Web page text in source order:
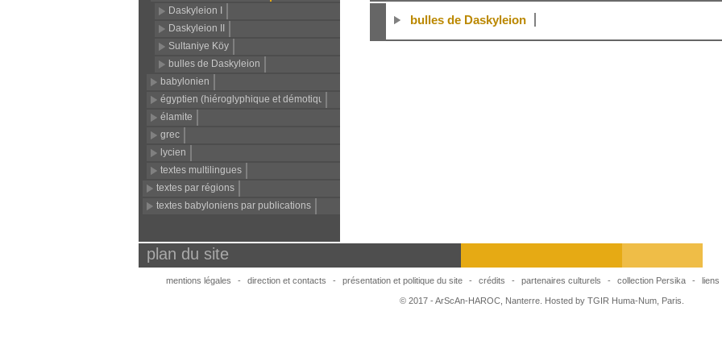
Daskyleion I
Daskyleion II
Sultaniye Köy
bulles de Daskyleion
babylonien
égyptien (hiéroglyphique et démotique)
élamite
grec
lycien
textes multilingues
textes par régions
textes babyloniens par publications
bulles de Daskyleion
plan du site
mentions légales - direction et contacts - présentation et politique du site - crédits - partenaires culturels - collection Persika - liens
© 2017 - ArScAn-HAROC, Nanterre. Hosted by TGIR Huma-Num, Paris.